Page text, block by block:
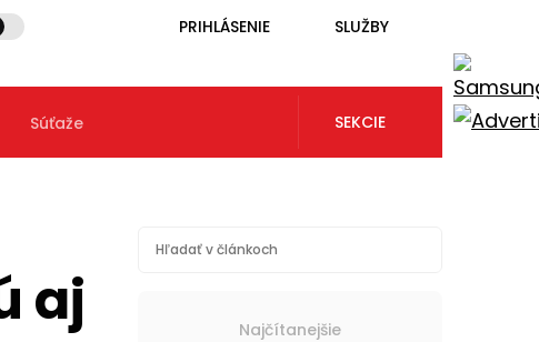
PRIHLÁSENIE SLUŽBY
Súťaže SEKCIE
aj
Najčítanejšie